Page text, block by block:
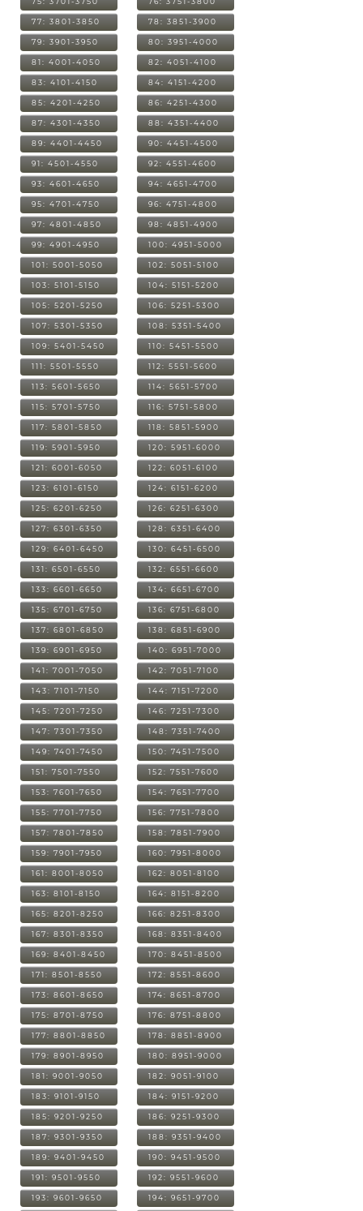
77: 3801-3850 78: 3851-3900
79: 3901-3950 80: 3951-4000
81: 4001-4050 82: 4051-4100
83: 4101-4150 84: 4151-4200
85: 4201-4250 86: 4251-4300
87: 4301-4350 88: 4351-4400
89: 4401-4450 90: 4451-4500
91: 4501-4550 92: 4551-4600
93: 4601-4650 94: 4651-4700
95: 4701-4750 96: 4751-4800
97: 4801-4850 98: 4851-4900
99: 4901-4950 100: 4951-5000
101: 5001-5050 102: 5051-5100
103: 5101-5150 104: 5151-5200
105: 5201-5250 106: 5251-5300
107: 5301-5350 108: 5351-5400
109: 5401-5450 110: 5451-5500
111: 5501-5550 112: 5551-5600
113: 5601-5650 114: 5651-5700
115: 5701-5750 116: 5751-5800
117: 5801-5850 118: 5851-5900
119: 5901-5950 120: 5951-6000
121: 6001-6050 122: 6051-6100
123: 6101-6150 124: 6151-6200
125: 6201-6250 126: 6251-6300
127: 6301-6350 128: 6351-6400
129: 6401-6450 130: 6451-6500
131: 6501-6550 132: 6551-6600
133: 6601-6650 134: 6651-6700
135: 6701-6750 136: 6751-6800
137: 6801-6850 138: 6851-6900
139: 6901-6950 140: 6951-7000
141: 7001-7050 142: 7051-7100
143: 7101-7150 144: 7151-7200
145: 7201-7250 146: 7251-7300
147: 7301-7350 148: 7351-7400
149: 7401-7450 150: 7451-7500
151: 7501-7550 152: 7551-7600
153: 7601-7650 154: 7651-7700
155: 7701-7750 156: 7751-7800
157: 7801-7850 158: 7851-7900
159: 7901-7950 160: 7951-8000
161: 8001-8050 162: 8051-8100
163: 8101-8150 164: 8151-8200
165: 8201-8250 166: 8251-8300
167: 8301-8350 168: 8351-8400
169: 8401-8450 170: 8451-8500
171: 8501-8550 172: 8551-8600
173: 8601-8650 174: 8651-8700
175: 8701-8750 176: 8751-8800
177: 8801-8850 178: 8851-8900
179: 8901-8950 180: 8951-9000
181: 9001-9050 182: 9051-9100
183: 9101-9150 184: 9151-9200
185: 9201-9250 186: 9251-9300
187: 9301-9350 188: 9351-9400
189: 9401-9450 190: 9451-9500
191: 9501-9550 192: 9551-9600
193: 9601-9650 194: 9651-9700